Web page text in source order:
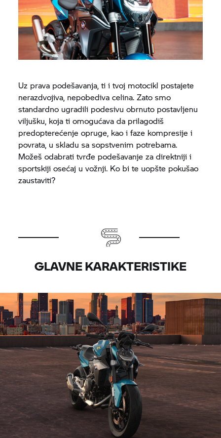
Uz prava podešavanja, ti i tvoj motocikl postajete
nerazdvojiva, nepobediva celina. Zato smo
standardno ugradili podesivu obrnuto postavljenu
viljušku, koja ti omogućava da prilagodiš
predopterećenje opruge, kao i faze kompresije i
povrata, u skladu sa sopstvenim potrebama.
Možeš odabrati tvrđe podešavanje za direktniji i
sportskiji osećaj u vožnji. Ko bi te uopšte pokušao
zaustaviti?
GLAVNE KARAKTERISTIKE